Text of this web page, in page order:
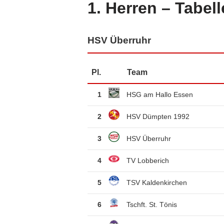
1. Herren –
HSV Überruhr
Pl. Team
1 HSG am Hallo Essen
2 HSV Dümpten 1992
3 HSV Überruhr
4 TV Lobberich
5 TSV Kaldenkirchen
6 Tschft. St. Tönis